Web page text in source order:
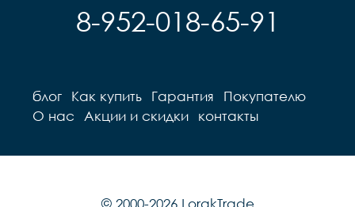
8-952-018-65-91
блог Как купить Гарантия
Покупателю
О нас
Акции и скидки контакты